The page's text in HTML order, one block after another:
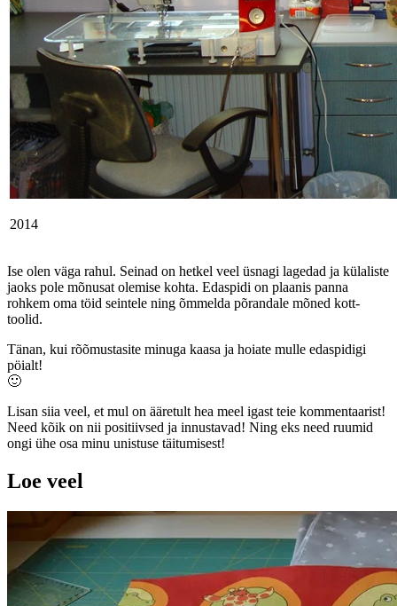
2014
Ise olen väga rahul. Seinad on hetkel veel üsnagi lagedad ja külaliste
jaoks pole mõnusat olemise kohta. Edaspidi on plaanis panna
rohkem oma töid seintele ning õmmelda põrandale mõned kott-
toolid.
Tänan, kui rõõmustasite minuga kaasa ja hoiate mulle edaspidigi
pöialt!
🙂
Lisan siia veel, et mul on ääretult hea meel igast teie kommentaarist!
Need kõik on nii positiivsed ja innustavad! Ning eks need ruumid
ongi ühe osa minu unistuse täitumisest!
Loe veel